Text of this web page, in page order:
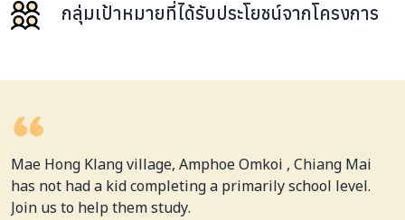
กลุ่มเป้าหมายที่ได้รับประโยชน์จากโครงการ
Mae Hong Klang village, Amphoe Omkoi , Chiang Mai
has not had a kid completing a primarily school level.
Join us to help them study.